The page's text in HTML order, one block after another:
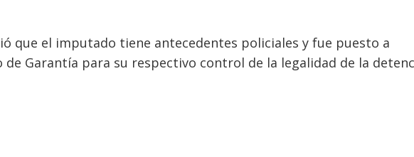
que el imputado tiene antecedentes policiales y fue puesto a
de Garantía para su respectivo control de la legalidad de la